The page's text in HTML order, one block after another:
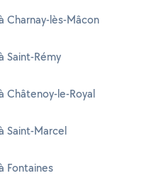
Charnay-lès-Mâcon
Saint-Rémy
Châtenoy-le-Royal
Saint-Marcel
Fontaines